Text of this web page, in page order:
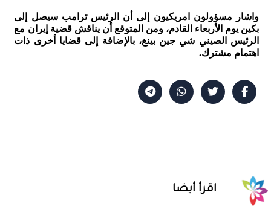
واشار مسؤولون امريكيون إلى أن الرئيس ترامب سيصل إلى
بكين يوم الأربعاء القادم، ومن المتوقع أن يناقش قضية إيران مع
الرئيس الصيني شي جين بينغ، بالإضافة إلى قضايا أخرى ذات
اهتمام مشترك.
اقرأ أيضا